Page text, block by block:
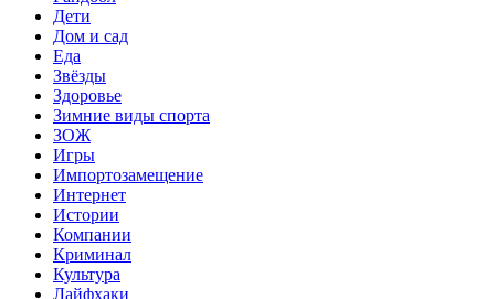
Дети
Дом и сад
Еда
Звёзды
Здоровье
Зимние виды спорта
ЗОЖ
Игры
Импортозамещение
Интернет
Истории
Компании
Криминал
Культура
Лайфхаки